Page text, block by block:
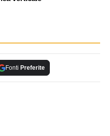
Fonti Preferite